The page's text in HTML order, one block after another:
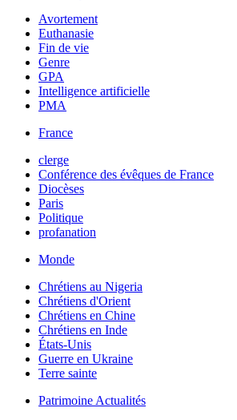
Avortement
Euthanasie
Fin de vie
Genre
GPA
Intelligence artificielle
PMA
France
clerge
Conférence des évêques de France
Diocèses
Paris
Politique
profanation
Monde
Chrétiens au Nigeria
Chrétiens d'Orient
Chrétiens en Chine
Chrétiens en Inde
États-Unis
Guerre en Ukraine
Terre sainte
Patrimoine Actualités